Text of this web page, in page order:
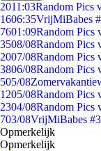
2011:03Random Pics
1606:35VrijMiBabes
7601:09Random Pics
3508/08Random Pics
2007/08Random Pics
3806/08Random Pics
505/08
1205/08Random Pics
2304/08Random Pics
703/08VrijMiBabes
Opmerkelijk
Opmerkelijk